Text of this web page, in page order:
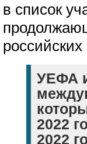
в список
УЕФА
2022
2022